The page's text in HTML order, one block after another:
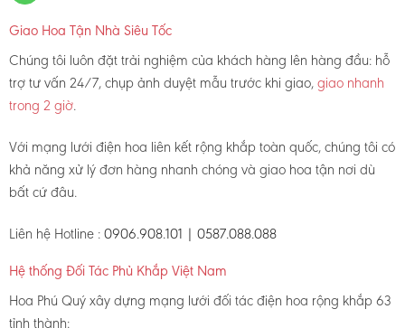
Giao Hoa Tận Nhà Siêu Tốc
Chúng tôi luôn đặt trải nghiệm của khách hàng lên hàng đầu: hỗ
trợ tư vấn 24/7, chụp ảnh duyệt mẫu trước khi giao,giao nhanh
trong 2 giờ.
Với mạng lưới điện hoa liên kết rộng khắp toàn quốc, chúng tôi có
khả năng xử lý đơn hàng nhanh chóng và giao hoa tận nơi dù
bất cứ đâu.
Liên hệ Hotline : 0906.908.101 | 0587.088.088
Hệ thống Đối Tác Phủ Khắp Việt Nam
Hoa Phú Quý xây dựng mạng lưới đối tác điện hoa rộng khắp 63
tỉnh thành: